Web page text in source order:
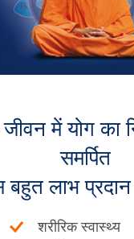
में योग का
समर्पित
बहुत लाभ
शरीरिक स्वास्थ्य